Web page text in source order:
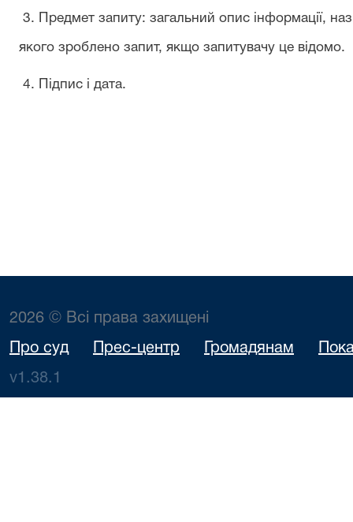
3. Предмет запиту: загальний опис інформації,
якого зроблено запит, якщо запитувачу це відомо.
4. Підпис і дата.
2026 © Всі права захищені
Про суд Прес-центр Громадянам
v1.38.1